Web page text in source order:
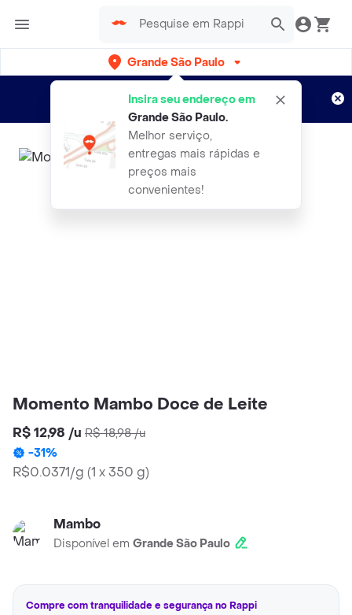
Grande São Paulo
Insira seu endereço em
Grande São Paulo.
Melhor serviço,
entregas mais rápidas e
preços mais
convenientes!
Entregas grátis por 15 dias!
Aplicam T&C
Momento Mambo Doce de Leite
R$ 12,98 /u R$ 18,98/u
-31%
R$0.0371/g (1 x 350 g)
Mambo
Disponível em Grande São Paulo
Compre com tranquilidade e segurança no Rappi